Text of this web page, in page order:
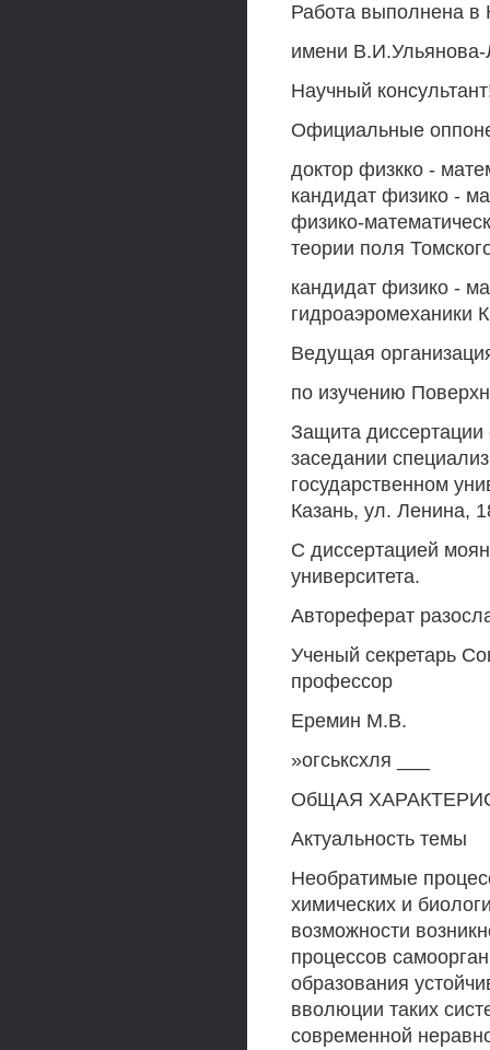
Работа выполнена в
имени
Научный
Официальные
доктор физкко -
кандидат физико -
физико-
теории поля
кандидат физико -
гидроаэромеханики
Ведущая
по изучению
Защита диссертации
заседании
государственном
Казань, ул. Ленина,
С диссертацией
университета.
Автореферат
Ученый секретарь
профессор
Еремин М.В.
»огськсхля ___
ОбЩАЯ
Актуальность темы
Необратимые
химических и
возможности
процессов
образования
вволюции таких
современной